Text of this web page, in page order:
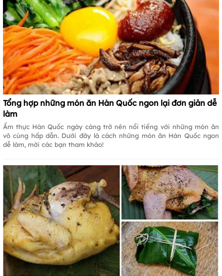
Tổng hợp những món ăn Hàn Quốc ngon lại đơn giản dễ
làm
Ẩm thực Hàn Quốc ngày càng trở nên nổi tiếng với những món ăn
vô cùng hấp dẫn. Dưới đây là cách những món ăn Hàn Quốc ngon
dễ làm, mời các bạn tham khảo!